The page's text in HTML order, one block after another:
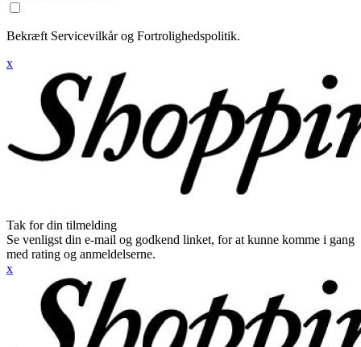
Bekræft Servicevilkår og Fortrolighedspolitik.
x
Tak for din tilmelding
Se venligst din e-mail og godkend linket, for at kunne komme i gang
med rating og anmeldelserne.
x